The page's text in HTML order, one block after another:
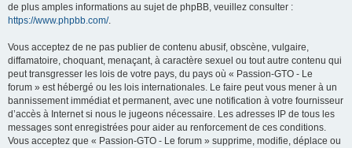
de plus amples informations au sujet de phpBB, veuillez consulter :
https://www.phpbb.com/.
Vous acceptez de ne pas publier de contenu abusif, obscène, vulgaire,
diffamatoire, choquant, menaçant, à caractère sexuel ou tout autre contenu qui
peut transgresser les lois de votre pays, du pays où « Passion-GTO - Le
forum » est hébergé ou les lois internationales. Le faire peut vous mener à un
bannissement immédiat et permanent, avec une notification à votre fournisseur
d’accès à Internet si nous le jugeons nécessaire. Les adresses IP de tous les
messages sont enregistrées pour aider au renforcement de ces conditions.
Vous acceptez que « Passion-GTO - Le forum » supprime, modifie, déplace ou